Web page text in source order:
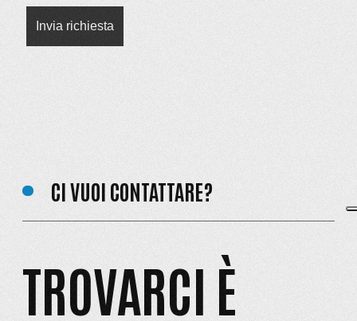
CI VUOI CONTATTARE?
TROVARCI È